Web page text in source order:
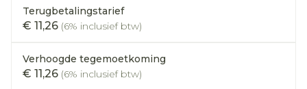
Terugbetalingstarief
€ 11,26 (6% inclusief btw)
Verhoogde tegemoetkoming
€ 11,26 (6% inclusief btw)